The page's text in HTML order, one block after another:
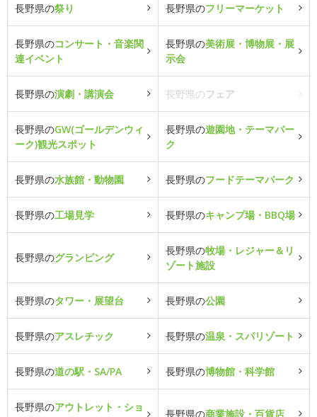
長野県の祭り 長野県のフリーマーケット
長野県のコンサート・音楽関
連イベント
長野県の美術展・博物展・展
示会
長野県の演劇・講演会 長野県のフェア
長野県のGW(ゴールデンウィ
ーク)観光スポット
長野県の遊園地・テーマパー
ク
長野県の水族館・動物園 長野県のフードテーマパーク
長野県の工場見学 長野県のキャンプ場・BBQ場
長野県のグランピング
長野県の牧場・レジャー＆リ
ゾート施設
長野県のタワー・展望台 長野県の公園
長野県のアスレチック 長野県の温泉・スパリゾート
長野県の道の駅・SA/PA 長野県の博物館・科学館
長野県のアウトレット・ショ
長野県の商業施設・百貨店